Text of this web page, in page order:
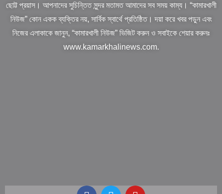
ছোট্ট প্রয়াস। আপনাদের সুচিন্তিত সুন্দর মতামত আমাদের সব সময় কাম্য। “কামারখালী
নিউজ” কোন একক ব্যক্তির নয়, সার্বিক স্বার্থে প্রতিষ্ঠিত। দয়া করে খবর পড়ুন এবং
নিজের এলাকাকে জানুন, “কামারখালী নিউজ” ভিজিট করুন ও সবাইকে শেয়ার করুনঃ
www.kamarkhalinews.com.